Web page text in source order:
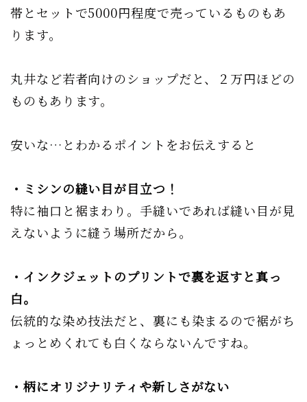
帯とセットで5000円程度で売っているものもあ
ります。
丸井など若者向けのショップだと、２万円ほどの
ものもあります。
安いな…とわかるポイントをお伝えすると
・ミシンの縫い目が目立つ！
特に袖口と裾まわり。手縫いであれば縫い目が見
えないように縫う場所だから。
・インクジェットのプリントで裏を返すと真っ
白。
伝統的な染め技法だと、裏にも染まるので裾がち
ょっとめくれても白くならないんですね。
・柄にオリジナリティや新しさがない